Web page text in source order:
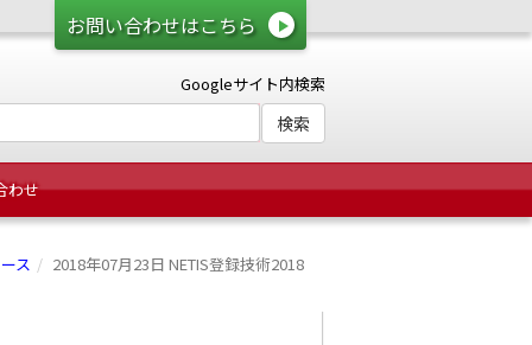
お問い合わせはこちら
Googleサイト内検索
わせ
ス 2018年07月23日 NETIS登録技術2018